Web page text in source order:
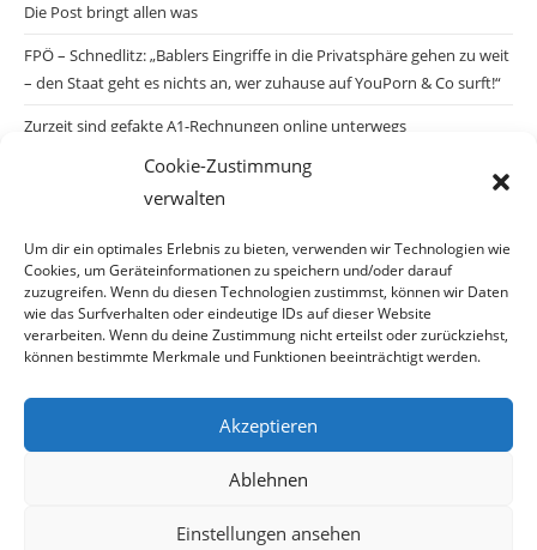
Cookie-Zustimmung
verwalten
Um dir ein optimales Erlebnis zu bieten, verwenden wir Technologien wie
Cookies, um Geräteinformationen zu speichern und/oder darauf
zuzugreifen. Wenn du diesen Technologien zustimmst, können wir Daten
wie das Surfverhalten oder eindeutige IDs auf dieser Website
verarbeiten. Wenn du deine Zustimmung nicht erteilst oder zurückziehst,
können bestimmte Merkmale und Funktionen beeinträchtigt werden.
Akzeptieren
Ablehnen
Einstellungen ansehen
Die Post bringt allen was
FPÖ – Schnedlitz: „Bablers Eingriffe in die Privatsphäre gehen zu weit
– den Staat geht es nichts an, wer zuhause auf YouPorn & Co surft!“
Zurzeit sind gefakte A1-Rechnungen online unterwegs
Salzburgs Juden und ihre Sicherheit: „Erst nach einem Anschlag wäre
die Gefahr endlich konkret!“
Biologisches Wunder in Ceuta
Ein vermeintliches Abschiebemärchen
Archiv